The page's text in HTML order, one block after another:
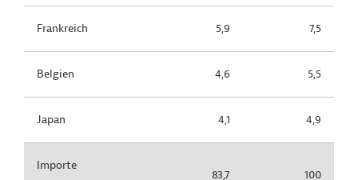
Frankreich 5,9 7,5
Belgien 4,6 5,5
Japan 4,1 4,9
Importe
83,7 100